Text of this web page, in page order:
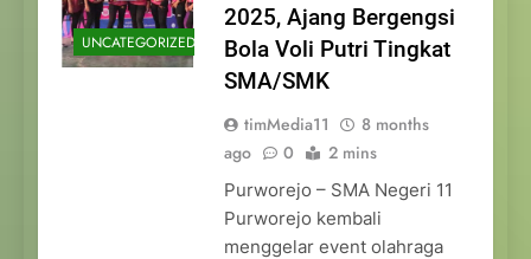
UNCATEGORIZED
2025, Ajang Bergengsi
Bola Voli Putri Tingkat
SMA/SMK
timMedia11
8 months
ago
0 2 mins
Purworejo – SMA Negeri 11
Purworejo kembali
menggelar event olahraga